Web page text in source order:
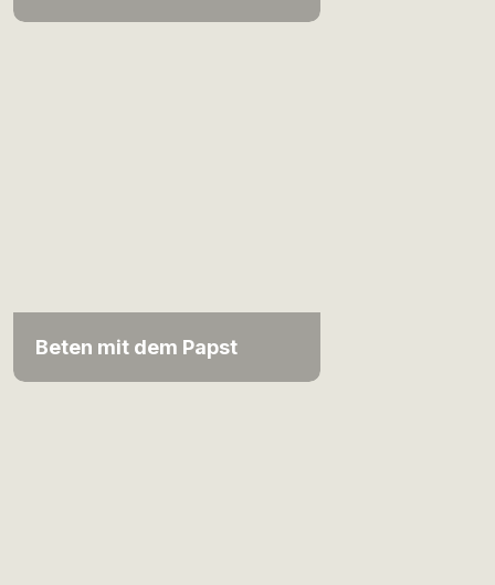
Beten mit dem Papst